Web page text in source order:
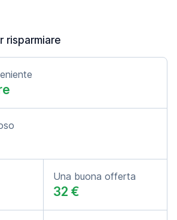
risparmiare
Una buona offerta
32 €